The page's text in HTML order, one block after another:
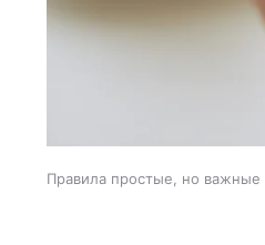
Правила простые, но важные